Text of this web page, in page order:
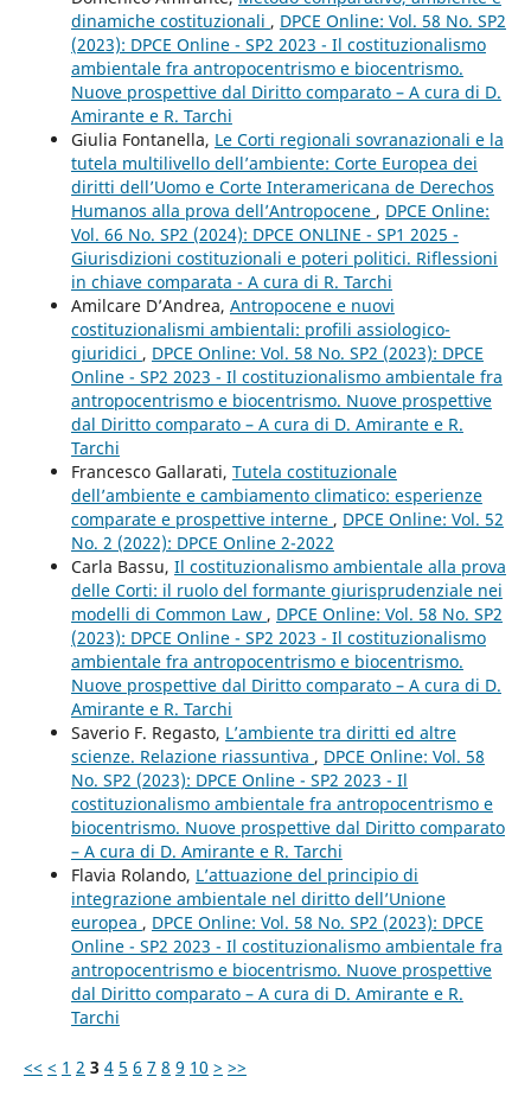
dinamiche costituzionali , DPCE Online: Vol. 58 No. SP2
(2023): DPCE Online - SP2 2023 - Il costituzionalismo
ambientale fra antropocentrismo e biocentrismo.
Nuove prospettive dal Diritto comparato – A cura di D.
Amirante e R. Tarchi
Giulia Fontanella, Le Corti regionali sovranazionali e la
tutela multilivello dell’ambiente: Corte Europea dei
diritti dell’Uomo e Corte Interamericana de Derechos
Humanos alla prova dell’Antropocene , DPCE Online:
Vol. 66 No. SP2 (2024): DPCE ONLINE - SP1 2025 -
Giurisdizioni costituzionali e poteri politici. Riflessioni
in chiave comparata - A cura di R. Tarchi
Amilcare D’Andrea, Antropocene e nuovi
costituzionalismi ambientali: profili assiologico-
giuridici , DPCE Online: Vol. 58 No. SP2 (2023): DPCE
Online - SP2 2023 - Il costituzionalismo ambientale fra
antropocentrismo e biocentrismo. Nuove prospettive
dal Diritto comparato – A cura di D. Amirante e R.
Tarchi
Francesco Gallarati, Tutela costituzionale
dell’ambiente e cambiamento climatico: esperienze
comparate e prospettive interne , DPCE Online: Vol. 52
No. 2 (2022): DPCE Online 2-2022
Carla Bassu, Il costituzionalismo ambientale alla prova
delle Corti: il ruolo del formante giurisprudenziale nei
modelli di Common Law , DPCE Online: Vol. 58 No. SP2
(2023): DPCE Online - SP2 2023 - Il costituzionalismo
ambientale fra antropocentrismo e biocentrismo.
Nuove prospettive dal Diritto comparato – A cura di D.
Amirante e R. Tarchi
Saverio F. Regasto, L’ambiente tra diritti ed altre
scienze. Relazione riassuntiva , DPCE Online: Vol. 58
No. SP2 (2023): DPCE Online - SP2 2023 - Il
costituzionalismo ambientale fra antropocentrismo e
biocentrismo. Nuove prospettive dal Diritto comparato
– A cura di D. Amirante e R. Tarchi
Flavia Rolando, L’attuazione del principio di
integrazione ambientale nel diritto dell’Unione
europea , DPCE Online: Vol. 58 No. SP2 (2023): DPCE
Online - SP2 2023 - Il costituzionalismo ambientale fra
antropocentrismo e biocentrismo. Nuove prospettive
dal Diritto comparato – A cura di D. Amirante e R.
Tarchi
<< < 1 2 3 4 5 6 7 8 9 10 > >>